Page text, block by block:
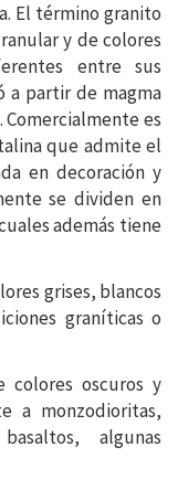
El término granito
y de colores
entre sus
a partir de magma
es
que admite el
en decoración y
se dividen en
además tiene
grises, blancos
graníticas o
colores oscuros y
a monzodioritas,
algunas